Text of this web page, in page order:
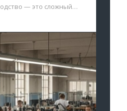
— это сложный…